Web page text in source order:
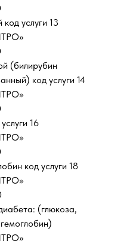
услуги 13
(билирубин
код услуги 14
16
код услуги 18
(глюкоза,